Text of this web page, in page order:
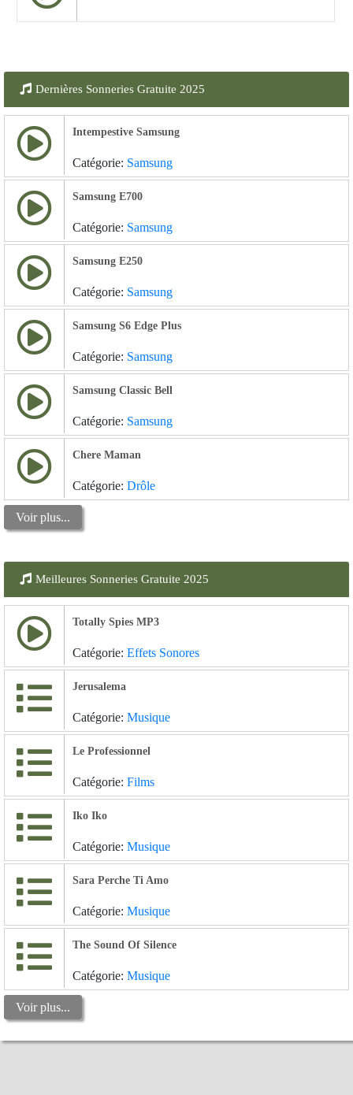
Dernières Sonneries Gratuite 2025
Intempestive Samsung
Catégorie: Samsung
Samsung E700
Catégorie: Samsung
Samsung E250
Catégorie: Samsung
Samsung S6 Edge Plus
Catégorie: Samsung
Samsung Classic Bell
Catégorie: Samsung
Chere Maman
Catégorie: Drôle
Voir plus...
Meilleures Sonneries Gratuite 2025
Totally Spies MP3
Catégorie: Effets Sonores
Jerusalema
Catégorie: Musique
Le Professionnel
Catégorie: Films
Iko Iko
Catégorie: Musique
Sara Perche Ti Amo
Catégorie: Musique
The Sound Of Silence
Catégorie: Musique
Voir plus...